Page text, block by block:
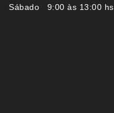
Sábado 9:00 às 13:00 hs